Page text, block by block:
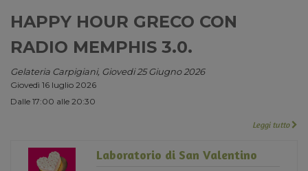
HAPPY HOUR GRECO CON
RADIO MEMPHIS 3.0.
Gelateria Carpigiani, Giovedi 25 Giugno 2026
Giovedì 16 luglio 2026
Dalle 17:00 alle 20:30
Leggi tutto
Laboratorio di San Valentino